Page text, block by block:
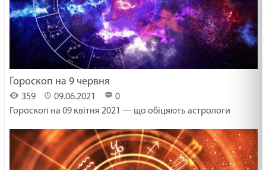
Гороскоп на 9 червня
359 09.06.2021
0
Гороскоп на 09 квітня 2021 — що обіцяють астрологи